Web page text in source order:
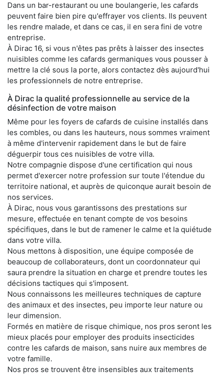
Dans un bar-restaurant ou une boulangerie, les cafards
peuvent faire bien pire qu'effrayer vos clients. Ils peuvent
les rendre malade, et dans ce cas, il en sera fini de votre
entreprise.
À Dirac 16, si vous n'êtes pas prêts à laisser des insectes
nuisibles comme les cafards germaniques vous pousser à
mettre la clé sous la porte, alors contactez dès aujourd'hui
les professionnels de notre entreprise.
À Dirac la qualité professionnelle au service de la
désinfection de votre maison
Même pour les foyers de cafards de cuisine installés dans
les combles, ou dans les hauteurs, nous sommes vraiment
à même d'intervenir rapidement dans le but de faire
déguerpir tous ces nuisibles de votre villa.
Notre compagnie dispose d'une certification qui nous
permet d'exercer notre profession sur toute l'étendue du
territoire national, et auprès de quiconque aurait besoin de
nos services.
À Dirac, nous vous garantissons des prestations sur
mesure, effectuée en tenant compte de vos besoins
spécifiques, dans le but de ramener le calme et la quiétude
dans votre villa.
Nous mettons à disposition, une équipe composée de
beaucoup de collaborateurs, dont un coordonnateur qui
saura prendre la situation en charge et prendre toutes les
décisions tactiques qui s'imposent.
Nous connaissons les meilleures techniques de capture
des animaux et des insectes, peu importe leur nature ou
leur dimension.
Formés en matière de risque chimique, nos pros seront les
mieux placés pour employer des produits insecticides
contre les cafards de maison, sans nuire aux membres de
votre famille.
Nos pros se trouvent être insensibles aux traitements